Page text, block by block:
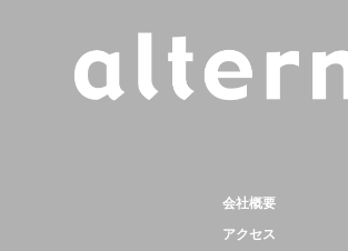
会社概要
アクセス